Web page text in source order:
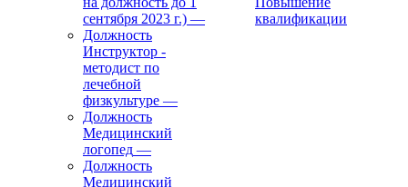
сентября 2023 г.) —
Должность
Инструктор -
методист по
лечебной
физкультуре —
Должность
Медицинский
логопед —
Должность
Медицинский
квалификации